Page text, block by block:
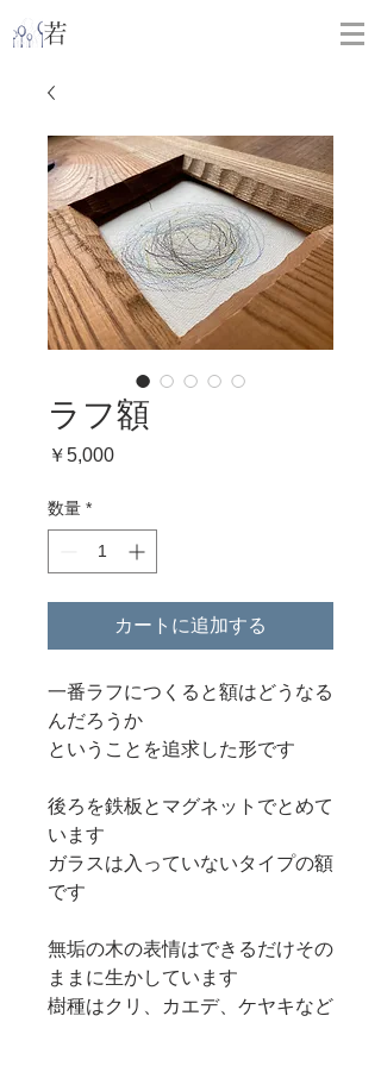
​
ラフ額
￥5,000価
数量 *
カートに追加する
一番ラフにつくると額はどうなる
んだろうか
ということを追求した形です
後ろを鉄板とマグネットでとめて
います
ガラスは入っていないタイプの額
です
無垢の木の表情はできるだけその
ままに生かしています
樹種はクリ、カエデ、ケヤキなど